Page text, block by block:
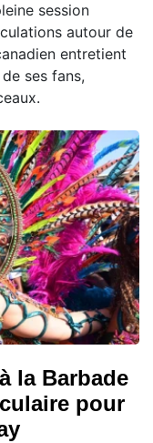
session
autour de
entretient
ses fans,
la Barbade
pour